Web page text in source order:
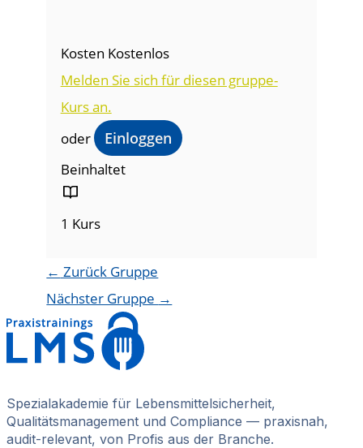
Kosten Kostenlos
Melden Sie sich für diesen gruppe-
Kurs an.
oder
Einloggen
Beinhaltet
1 Kurs
← Zurück Gruppe
Nächster Gruppe →
Spezialakademie für Lebensmittelsicherheit,
Qualitätsmanagement und Compliance — praxisnah,
audit-relevant, von Profis aus der Branche.